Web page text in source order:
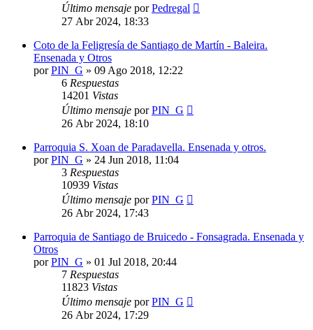
Último mensaje porPedregal
27 Abr 2024, 18:33
Coto de la Feligresía de Santiago de Martín - Baleira.
Ensenada y Otros
porPIN_G » 09 Ago 2018, 12:22
6 Respuestas
14201 Vistas
Último mensaje porPIN_G
26 Abr 2024, 18:10
Parroquia S. Xoan de Paradavella. Ensenada y otros.
porPIN_G » 24 Jun 2018, 11:04
3 Respuestas
10939 Vistas
Último mensaje porPIN_G
26 Abr 2024, 17:43
Parroquia de Santiago de Bruicedo - Fonsagrada. Ensenada y
Otros
porPIN_G » 01 Jul 2018, 20:44
7 Respuestas
11823 Vistas
Último mensaje porPIN_G
26 Abr 2024, 17:29